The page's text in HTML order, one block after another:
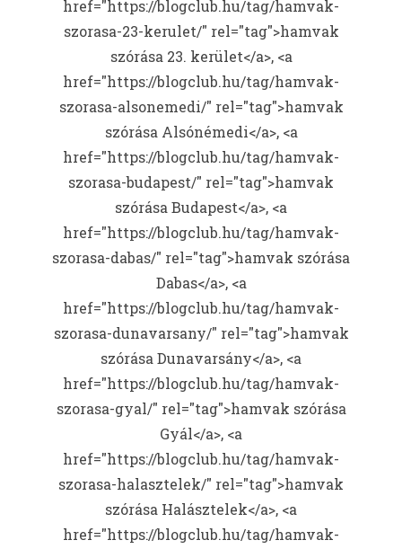
href="https://blogclub.hu/tag/hamvak-
szorasa-23-kerulet/" rel="tag">hamvak
szórása 23. kerület</a>, <a
href="https://blogclub.hu/tag/hamvak-
szorasa-alsonemedi/" rel="tag">hamvak
szórása Alsónémedi</a>, <a
href="https://blogclub.hu/tag/hamvak-
szorasa-budapest/" rel="tag">hamvak
szórása Budapest</a>, <a
href="https://blogclub.hu/tag/hamvak-
szorasa-dabas/" rel="tag">hamvak szórása
Dabas</a>, <a
href="https://blogclub.hu/tag/hamvak-
szorasa-dunavarsany/" rel="tag">hamvak
szórása Dunavarsány</a>, <a
href="https://blogclub.hu/tag/hamvak-
szorasa-gyal/" rel="tag">hamvak szórása
Gyál</a>, <a
href="https://blogclub.hu/tag/hamvak-
szorasa-halasztelek/" rel="tag">hamvak
szórása Halásztelek</a>, <a
href="https://blogclub.hu/tag/hamvak-